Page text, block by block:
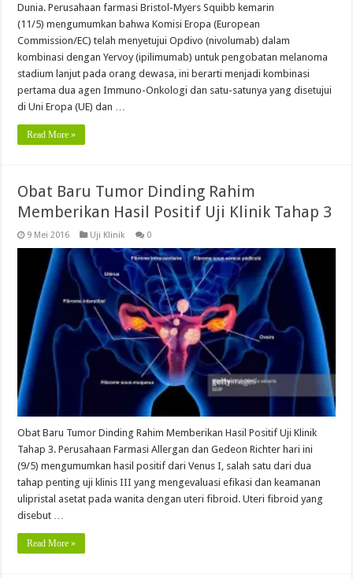
Dunia. Perusahaan farmasi Bristol-Myers Squibb kemarin
(11/5) mengumumkan bahwa Komisi Eropa (European
Commission/EC) telah menyetujui Opdivo (nivolumab) dalam
kombinasi dengan Yervoy (ipilimumab) untuk pengobatan melanoma
stadium lanjut pada orang dewasa, ini berarti menjadi kombinasi
pertama dua agen Immuno-Onkologi dan satu-satunya yang disetujui
di Uni Eropa (UE) dan …
Read More »
Obat Baru Tumor Dinding Rahim
Memberikan Hasil Positif Uji Klinik Tahap 3
9 Mei 2016 Uji Klinik 0
Obat Baru Tumor Dinding Rahim Memberikan Hasil Positif Uji Klinik
Tahap 3. Perusahaan Farmasi Allergan dan Gedeon Richter hari ini
(9/5) mengumumkan hasil positif dari Venus I, salah satu dari dua
tahap penting uji klinis III yang mengevaluasi efikasi dan keamanan
ulipristal asetat pada wanita dengan uteri fibroid. Uteri fibroid yang
disebut …
Read More »